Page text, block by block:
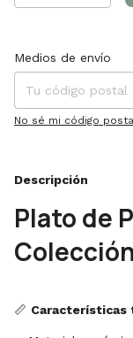
Entregas para el CP:
Medios de envío
No sé mi código
Descripción
Plato de
📏 Características